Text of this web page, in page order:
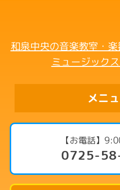
和泉中央の音楽教室・
ミュージック
メニ
代表挨拶
コース・料金案内
ピアノコース
【お電話】
0725-